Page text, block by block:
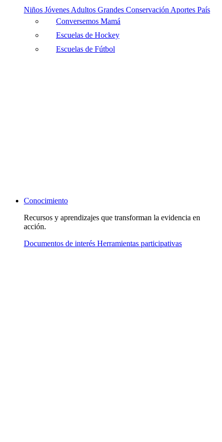
Niños Jóvenes Adultos Grandes Conservación Aportes País
Conversemos Mamá
Escuelas de Hockey
Escuelas de Fútbol
Conocimiento
Recursos y aprendizajes que transforman la evidencia en
acción.
Documentos de interés Herramientas participativas